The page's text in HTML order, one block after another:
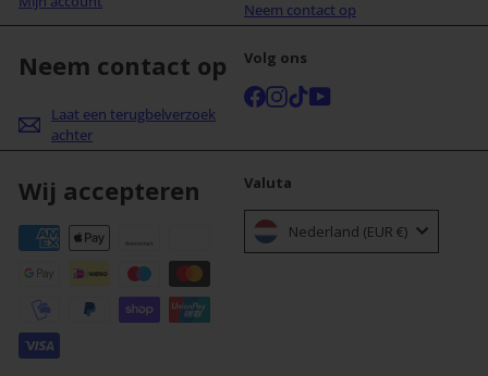
Neem contact op
Neem contact op
Laat een terugbelverzoek
achter
Volg ons
Facebook
Instagram
TikTok
Wij accepteren Valuta
Nederland (EUR €)